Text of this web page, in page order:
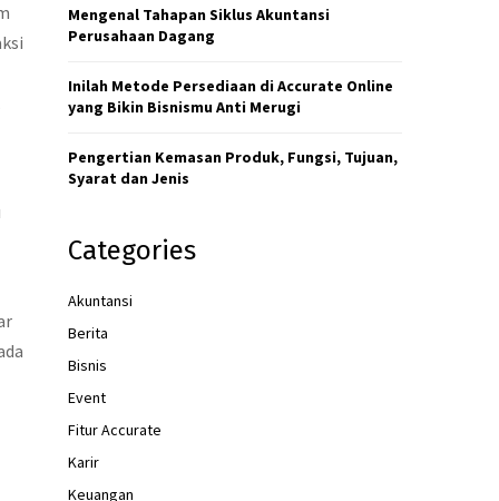
Mengenal Tahapan Siklus Akuntansi
Perusahaan Dagang
Inilah Metode Persediaan di Accurate Online
yang Bikin Bisnismu Anti Merugi
Pengertian Kemasan Produk, Fungsi, Tujuan,
Syarat dan Jenis
Categories
Akuntansi
Berita
Bisnis
Event
Fitur Accurate
Karir
Keuangan